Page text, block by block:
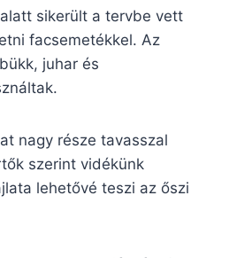
sikerült a tervbe vett
facsemetékkel. Az
juhar és
nagy része tavasszal
szerint vidékünk
lehetővé teszi az őszi